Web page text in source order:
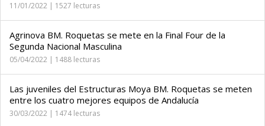
11/01/2022 | 1527 lecturas
Agrinova BM. Roquetas se mete en la Final Four de la
Segunda Nacional Masculina
05/04/2022 | 1488 lecturas
Las juveniles del Estructuras Moya BM. Roquetas se meten
entre los cuatro mejores equipos de Andalucía
30/03/2022 | 1474 lecturas